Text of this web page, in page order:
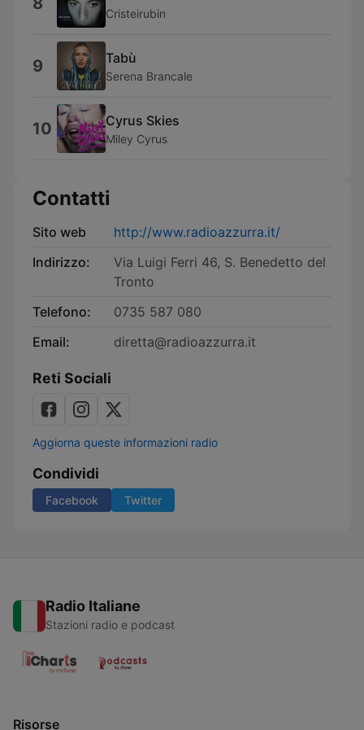
Cristeirubin
9 Tabù
Serena Brancale
10 Cyrus Skies
Miley Cyrus
Contatti
Sito web
http://www.radioazzurra.it/
Indirizzo:
Via Luigi Ferri 46, S. Benedetto del
Tronto
Telefono:
0735 587 080
Email:
diretta@radioazzurra.it
Reti Sociali
Aggiorna queste informazioni radio
Condividi
Facebook Twitter
Radio Italiane
Stazioni radio e podcast
Risorse